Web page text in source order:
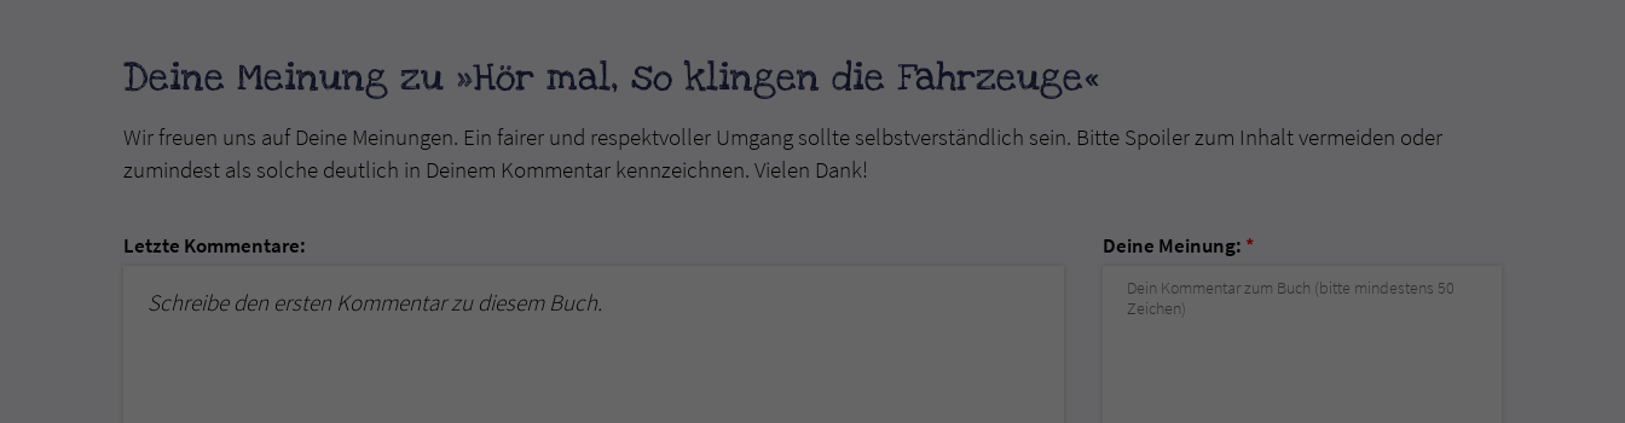
Deine Meinung zu »Hör mal, so klingen die Fahrzeuge«
Wir freuen uns auf Deine Meinungen. Ein fairer und respektvoller Umgang sollte selbstverständlich sein. Bitte Spoiler zum Inhalt vermeiden oder
zumindest als solche deutlich in Deinem Kommentar kennzeichnen. Vielen Dank!
Letzte Kommentare:
Schreibe den ersten Kommentar zu diesem Buch.
Deine Meinung: *